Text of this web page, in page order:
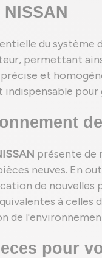
du
permettant
et
indispensable
présente de
neuves. En
de
à
de
pour